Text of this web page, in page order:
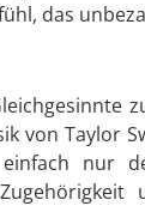
das
von Taylor
nur